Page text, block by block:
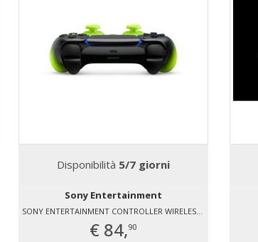
Disponibilità 5/7 giorni
Sony Entertainment
SONY ENTERTAINMENT CONTROLLER WIRELESS DUALSENSE® - REMIX GREEN
€ 84,90